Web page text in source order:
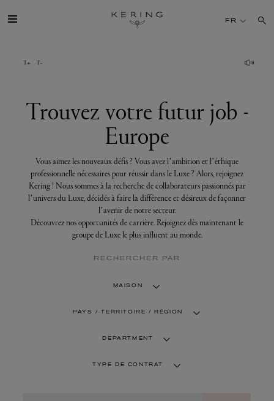
votre
futur
DÉV. DURABLE
FINANCE
PRESSE
FR
Trouvez votre futur job -
Europe
Vous aimez les nouveaux défis ? Vous avez l’ambition et l’éthique
professionnelle nécessaires pour réussir dans le Luxe ? Alors, rejoignez
Kering ! Nous sommes à la recherche de collaborateurs passionnés par
l’univers du Luxe, décidés à faire la différence et désireux de façonner
l’avenir de notre secteur.
Découvrez nos opportunités de carrière. Rejoignez dès maintenant le
groupe de Luxe le plus influent au monde.
RECHERCHER PAR
MAISON
PAYS / TERRITOIRE / RÉGION
DEPARTMENT
TYPE DE CONTRAT